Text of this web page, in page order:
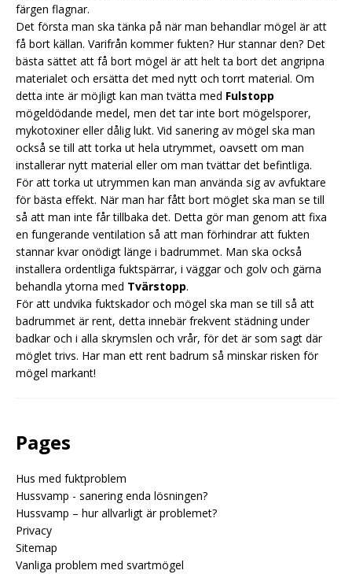
färgen flagnar.
Det första man ska tänka på när man behandlar mögel är att
få bort källan. Varifrån kommer fukten? Hur stannar den? Det
bästa sättet att få bort mögel är att helt ta bort det angripna
materialet och ersätta det med nytt och torrt material. Om
detta inte är möjligt kan man tvätta med Fulstopp
mögeldödande medel, men det tar inte bort mögelsporer,
mykotoxiner eller dålig lukt. Vid sanering av mögel ska man
också se till att torka ut hela utrymmet, oavsett om man
installerar nytt material eller om man tvättar det befintliga.
För att torka ut utrymmen kan man använda sig av avfuktare
för bästa effekt. När man har fått bort möglet ska man se till
så att man inte får tillbaka det. Detta gör man genom att fixa
en fungerande ventilation så att man förhindrar att fukten
stannar kvar onödigt länge i badrummet. Man ska också
installera ordentliga fuktspärrar, i väggar och golv och gärna
behandla ytorna med Tvärstopp.
För att undvika fuktskador och mögel ska man se till så att
badrummet är rent, detta innebär frekvent städning under
badkar och i alla skrymslen och vrår, för det är som sagt där
möglet trivs. Har man ett rent badrum så minskar risken för
mögel markant!
Pages
Hus med fuktproblem
Hussvamp - sanering enda lösningen?
Hussvamp – hur allvarligt är problemet?
Privacy
Sitemap
Vanliga problem med svartmögel